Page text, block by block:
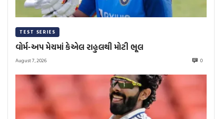
TEST SERIES
વોર્મ-અપ મેચમાં કેએલ રાહુલથી મોટી ભૂલ
August 7, 2026 0